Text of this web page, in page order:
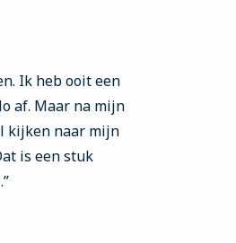
Ik heb ooit een
af. Maar na mijn
kijken naar mijn
is een stuk